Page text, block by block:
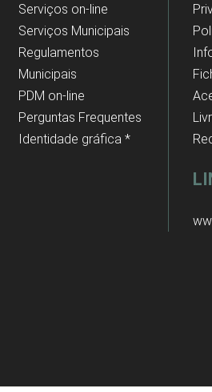
Serviços on-line
Serviços Municipais
Regulamentos
Municipais
PDM on-line
Perguntas Frequentes
Identidade gráfica *